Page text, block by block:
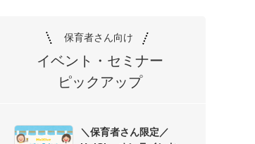
保育者さん向け
イベント・セミナー
ピックアップ
＼保育者さん限定／